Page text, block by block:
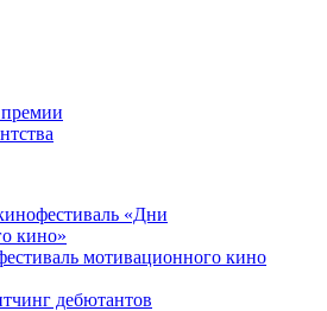
«Дни
кино»
мотивационного кино
дебютантов